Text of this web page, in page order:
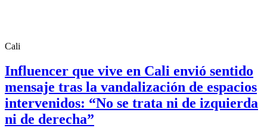
Cali
Influencer que vive en Cali envió sentido
mensaje tras la vandalización de espacios
intervenidos: “No se trata ni de izquierda
ni de derecha”